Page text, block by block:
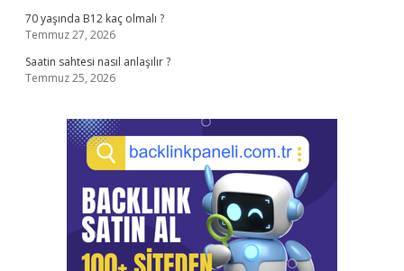
70 yaşında B12 kaç olmalı ?
Temmuz 27, 2026
Saatin sahtesi nasıl anlaşılır ?
Temmuz 25, 2026